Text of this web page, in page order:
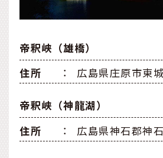
帝釈峡（雄橋）
住所
： 広島県庄原市東
帝釈峡（神龍湖）
住所
： 広島県神石郡神